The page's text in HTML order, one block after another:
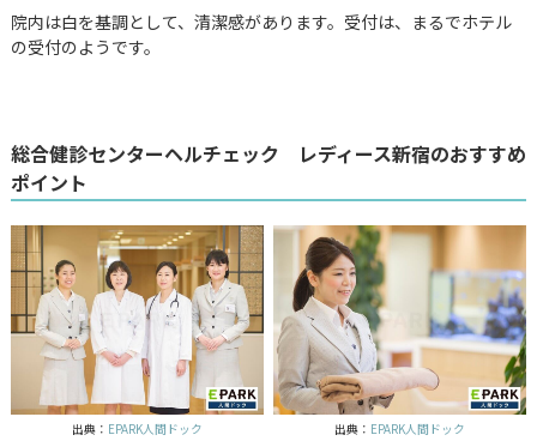
院内は白を基調として、清潔感があります。受付は、まるでホテル
の受付のようです。
総合健診センターヘルチェック レディース新宿のおすすめ
ポイント
出典： EPARK人間ドック 出典： EPARK人間ドック